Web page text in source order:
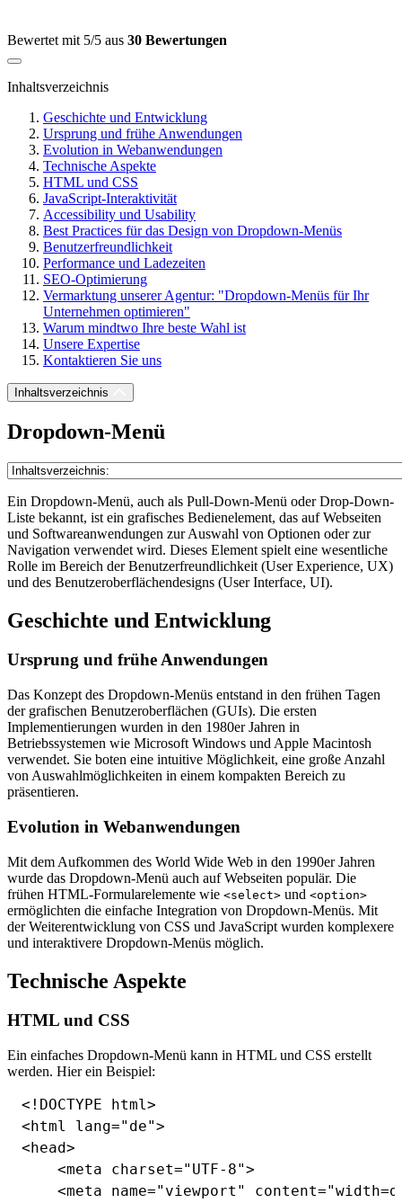
Bewertet mit 5/5 aus 30 Bewertungen
Inhaltsverzeichnis
Geschichte und Entwicklung
Ursprung und frühe Anwendungen
Evolution in Webanwendungen
Technische Aspekte
HTML und CSS
JavaScript-Interaktivität
Accessibility und Usability
Best Practices für das Design von Dropdown-Menüs
Benutzerfreundlichkeit
Performance und Ladezeiten
SEO-Optimierung
Vermarktung unserer Agentur: "Dropdown-Menüs für Ihr
Unternehmen optimieren"
Warum mindtwo Ihre beste Wahl ist
Unsere Expertise
Kontaktieren Sie uns
Inhaltsverzeichnis
Dropdown-Menü
Ein Dropdown-Menü, auch als Pull-Down-Menü oder Drop-Down-
Liste bekannt, ist ein grafisches Bedienelement, das auf Webseiten
und Softwareanwendungen zur Auswahl von Optionen oder zur
Navigation verwendet wird. Dieses Element spielt eine wesentliche
Rolle im Bereich der Benutzerfreundlichkeit (User Experience, UX)
und des Benutzeroberflächendesigns (User Interface, UI).
Geschichte und Entwicklung
Ursprung und frühe Anwendungen
Das Konzept des Dropdown-Menüs entstand in den frühen Tagen
der grafischen Benutzeroberflächen (GUIs). Die ersten
Implementierungen wurden in den 1980er Jahren in
Betriebssystemen wie Microsoft Windows und Apple Macintosh
verwendet. Sie boten eine intuitive Möglichkeit, eine große Anzahl
von Auswahlmöglichkeiten in einem kompakten Bereich zu
präsentieren.
Evolution in Webanwendungen
Mit dem Aufkommen des World Wide Web in den 1990er Jahren
wurde das Dropdown-Menü auch auf Webseiten populär. Die
frühen HTML-Formularelemente wie <select> und <option>
ermöglichten die einfache Integration von Dropdown-Menüs. Mit
der Weiterentwicklung von CSS und JavaScript wurden komplexere
und interaktivere Dropdown-Menüs möglich.
Technische Aspekte
HTML und CSS
Ein einfaches Dropdown-Menü kann in HTML und CSS erstellt
werden. Hier ein Beispiel:
<!DOCTYPE html>
<html lang="de">
<head>
    <meta charset="UTF-8">
<meta name="viewport"